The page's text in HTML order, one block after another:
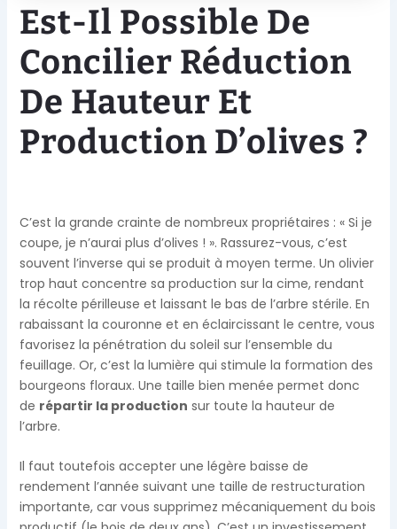
Est-Il Possible De
Concilier Réduction
De Hauteur Et
Production D’olives ?
C’est la grande crainte de nombreux propriétaires : « Si je
coupe, je n’aurai plus d’olives ! ». Rassurez-vous, c’est
souvent l’inverse qui se produit à moyen terme. Un olivier
trop haut concentre sa production sur la cime, rendant
la récolte périlleuse et laissant le bas de l’arbre stérile. En
rabaissant la couronne et en éclaircissant le centre, vous
favorisez la pénétration du soleil sur l’ensemble du
feuillage. Or, c’est la lumière qui stimule la formation des
bourgeons floraux. Une taille bien menée permet donc
de répartir la production sur toute la hauteur de
l’arbre.
Il faut toutefois accepter une légère baisse de
rendement l’année suivant une taille de restructuration
importante, car vous supprimez mécaniquement du bois